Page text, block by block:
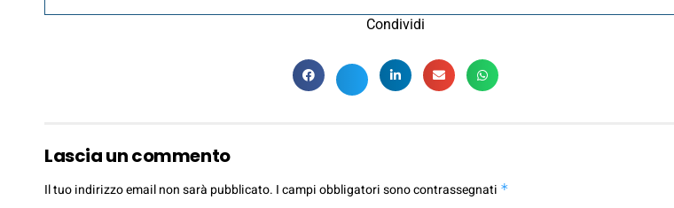
Condividi
Lascia un commento
Il tuo indirizzo email non sarà pubblicato. I campi obbligatori sono contrassegnati *